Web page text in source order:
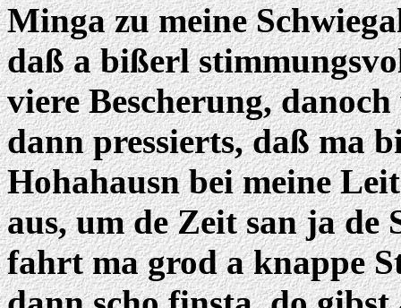
Minga zu meine
daß a bißerl
viere Bescherung,
dann pressierts, daß ma
Hohahausn bei meine
aus, um de Zeit san ja
fahrt ma grod a knappe